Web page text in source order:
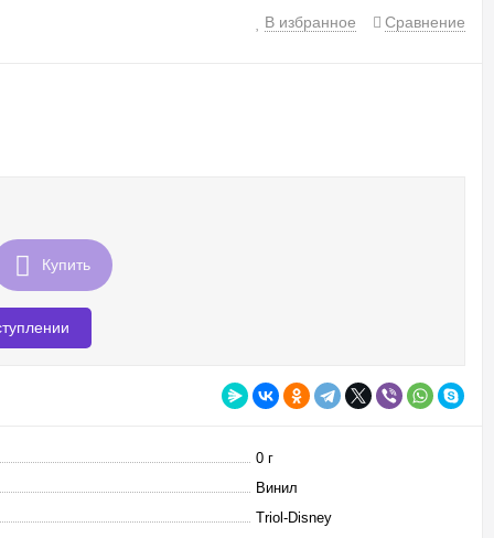
В избранное Сравнение
Купить
0 г
Винил
Triol-Disney